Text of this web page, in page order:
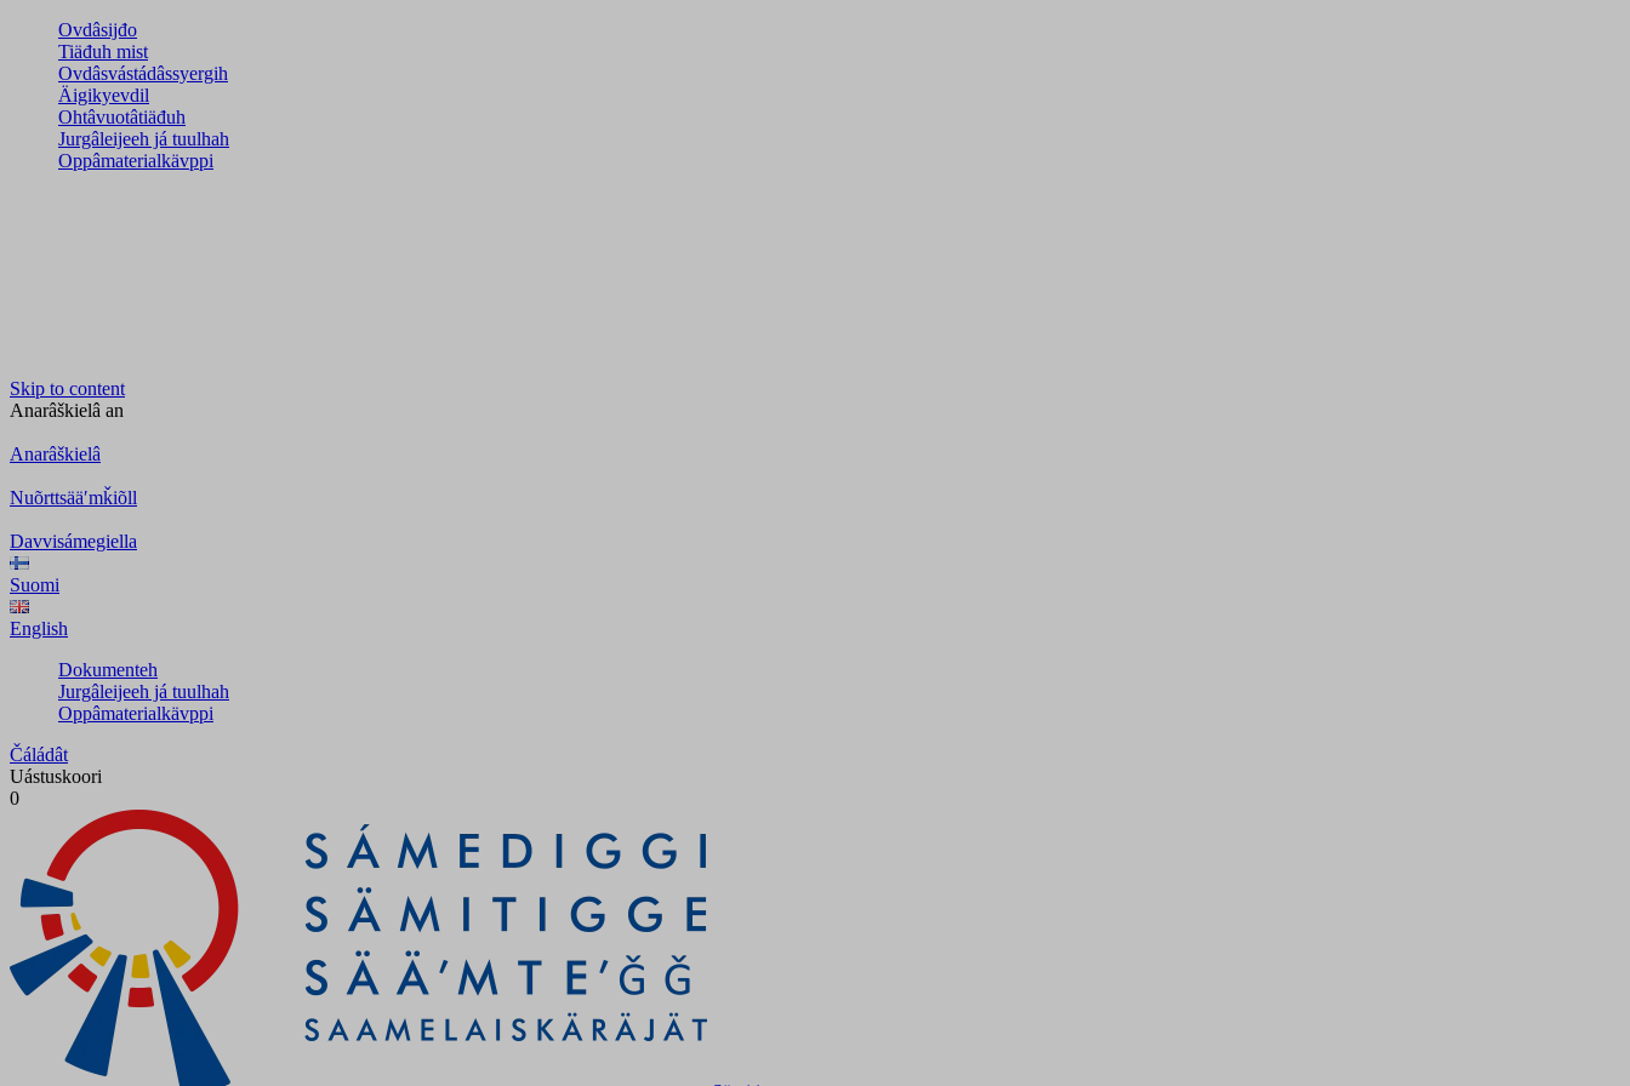
Ovdâsijđo
Tiäđuh mist
Ovdâsvástádâssyergih
Äigikyevdil
Ohtâvuotâtiäđuh
Jurgâleijeeh já tuulhah
Oppâmaterialkävppi
Skip to content
Anarâškielâ an
Anarâškielâ
Nuõrttsääʹmǩiõll
Davvisámegiella
Suomi
English
Dokumenteh
Jurgâleijeeh já tuulhah
Oppâmaterialkävppi
Čáládât
Uástuskoori
0